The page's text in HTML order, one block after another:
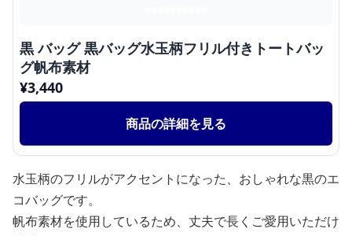
黒 バッグ 黒バッグ水玉柄フリル付きトートバッ
グ帆布素材
¥3,440
商品の詳細を見る
水玉柄のフリルがアクセントになった、おしゃれな黒のエ
コバッグです。
帆布素材を使用しているため、丈夫で長くご愛用いただけ